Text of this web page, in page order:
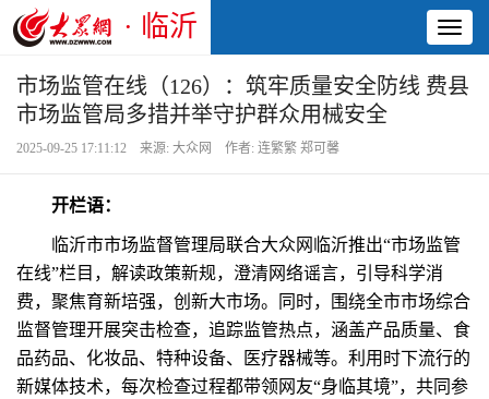
· 临沂
市场监管在线（126）：筑牢质量安全防线 费县
市场监管局多措并举守护群众用械安全
2025-09-25 17:11:12 来源: 大众网 作者: 连繁繁 郑可馨
开栏语：
临沂市市场监督管理局联合大众网临沂推出“市场监管
在线”栏目，解读政策新规，澄清网络谣言，引导科学消
费，聚焦育新培强，创新大市场。同时，围绕全市市场综合
监督管理开展突击检查，追踪监管热点，涵盖产品质量、食
品药品、化妆品、特种设备、医疗器械等。利用时下流行的
新媒体技术，每次检查过程都带领网友“身临其境”，共同参